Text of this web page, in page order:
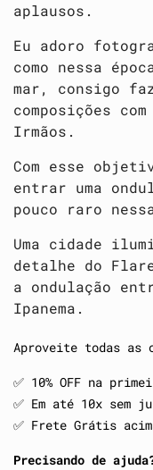
aplausos.
Eu adoro
como nessa
mar, consigo
composições
Irmãos.
Com esse
entrar uma
pouco raro
Uma cidade
detalhe do
a ondulação
Ipanema.
Aproveite todas as
✅️ 10% OFF na
✅️ Em até 10x sem
✅️ Frete Grátis
Precisando de